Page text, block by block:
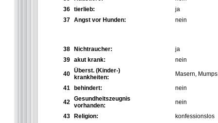
36 tierlieb:
ja
37 Angst vor Hunden: nein
38 Nichtraucher:
ja
39 akut krank: nein
40 Überst. (Kinder-)
krankheiten:
Masern,
41 behindert: nein
42 Gesundheitszeugnis
vorhanden:
nein
43 Religion: konfessionslos